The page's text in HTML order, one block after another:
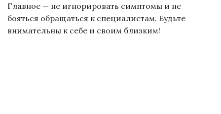
Главное — не игнорировать симптомы и не
бояться обращаться к специалистам. Будьте
внимательны к себе и своим близким!